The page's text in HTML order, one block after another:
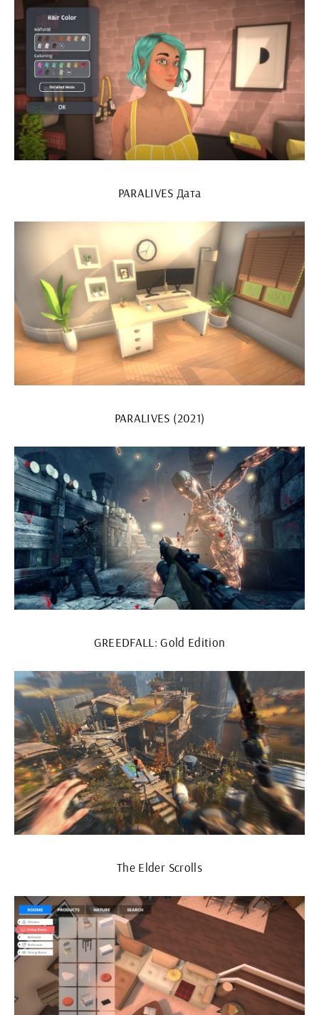
PARALIVES Дата
PARALIVES (2021)
GREEDFALL: Gold Edition
The Elder Scrolls